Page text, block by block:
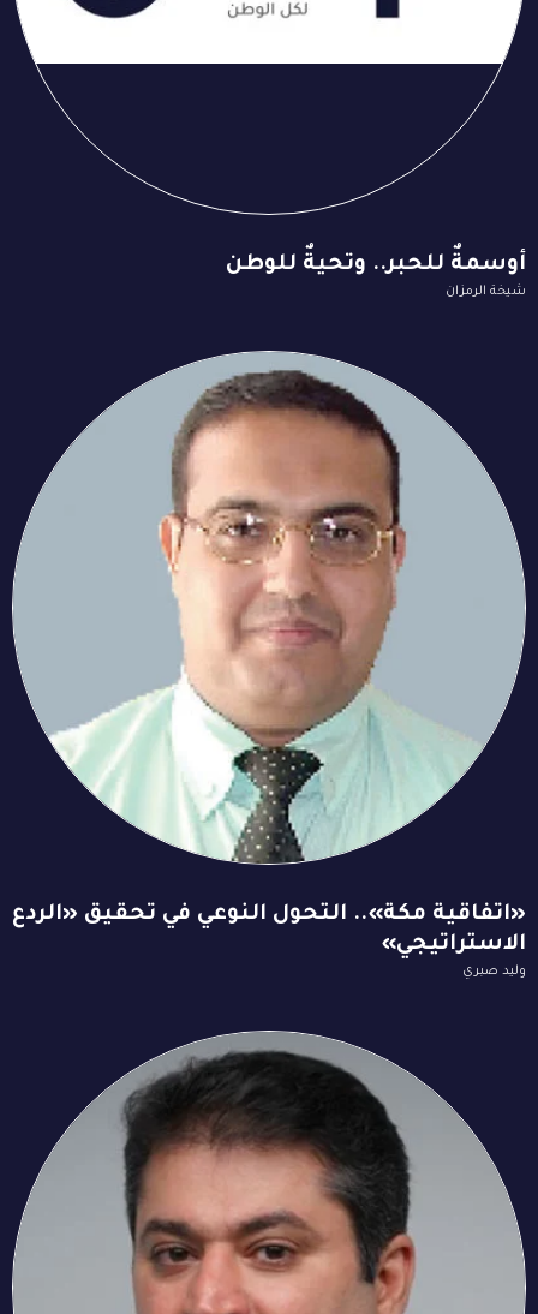
أوسمةٌ للحبر.. وتحيةٌ للوطن
شيخة الرمزان
«اتفاقية مكة».. التحول النوعي في تحقيق «الردع
الاستراتيجي»
وليد صبري